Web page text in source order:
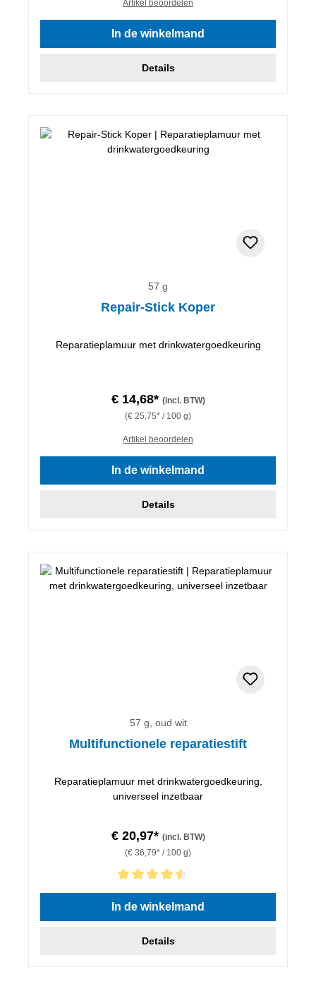
Artikel beoordelen
In de winkelmand
Details
57 g
Repair-Stick Koper
Reparatieplamuur met drinkwatergoedkeuring
€ 14,68* (incl. BTW)
(€ 25,75* / 100 g)
Artikel beoordelen
In de winkelmand
Details
57 g, oud wit
Multifunctionele reparatiestift
Reparatieplamuur met drinkwatergoedkeuring,
universeel inzetbaar
€ 20,97* (incl. BTW)
(€ 36,79* / 100 g)
Gemiddelde waardering van 4.5 van 5 sterren
In de winkelmand
Details